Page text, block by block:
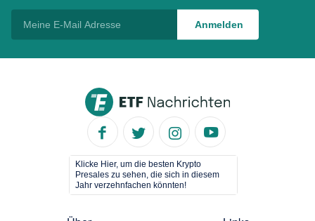
Klicke Hier, um die besten Krypto
Presales zu sehen, die sich in diesem
Jahr verzehnfachen könnten!